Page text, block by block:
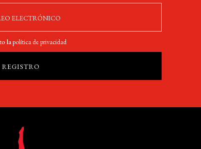
lapolítica de privacidad